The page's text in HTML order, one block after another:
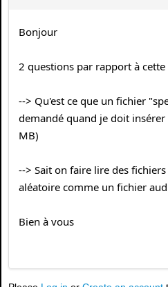
Bonjour
2 questions par rapport à
--> Qu'est ce que un fichier
demandé quand je doit
MB)
--> Sait on faire lire des
aléatoire comme un fichier
Bien à vous